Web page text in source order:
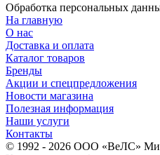
Обработка персональных
На главную
О нас
Доставка и оплата
Каталог товаров
Бренды
Акции и спецпредложения
Новости магазина
Полезная информация
Наши услуги
Контакты
© 1992 - 2026 ООО «ВеЛС»